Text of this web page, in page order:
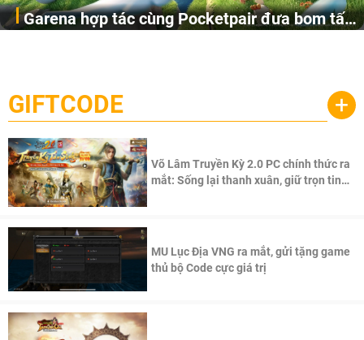
Garena hợp tác cùng Pocketpair đưa bom tấn
cầu, theo giấy phép chính thức từ công ty game Nhật Bản
Pocketpair, Inc.
GIFTCODE +
Võ Lâm Truyền Kỳ 2.0 PC chính thức ra
mắt: Sống lại thanh xuân, giữ trọn tinh
MU Lục Địa VNG ra mắt, gửi tặng game
thủ bộ Code cực giá trị